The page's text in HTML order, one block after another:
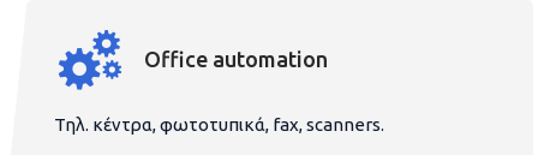
Office automation
Τηλ. κέντρα, φωτοτυπικά, fax, scanners.